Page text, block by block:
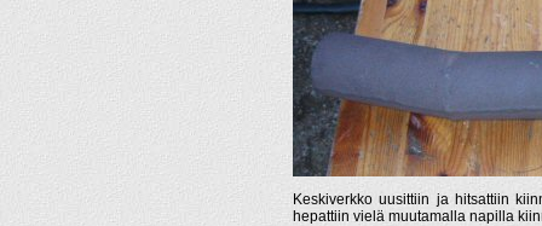
Keskiverkko uusittiin ja hitsattiin
hepattiin vielä muutamalla napilla